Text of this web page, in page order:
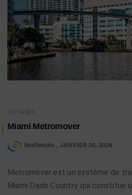
VOYAGES
Miami Metromover
MiaRentals JANVIER 30, 2024
Metromover est un système de
Miami Dade Country qui constitue